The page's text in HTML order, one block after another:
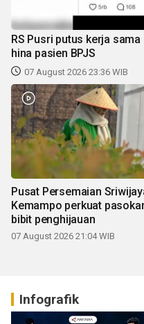
RS Pusri putus kerja
hina pasien BPJS
07 August 2026 23:36 WIB
Pusat Persemaian
Kemampo perkuat
bibit penghijauan
07 August 2026 21:04 WIB
Infografik